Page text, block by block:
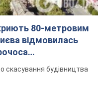
80-метровим
відмовилась
скасування будівництва